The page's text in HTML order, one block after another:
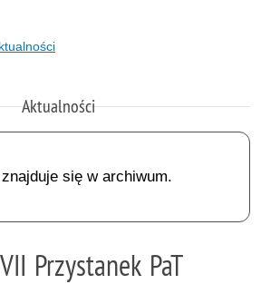
Aktualności
się w archiwum.
Przystanek PaT